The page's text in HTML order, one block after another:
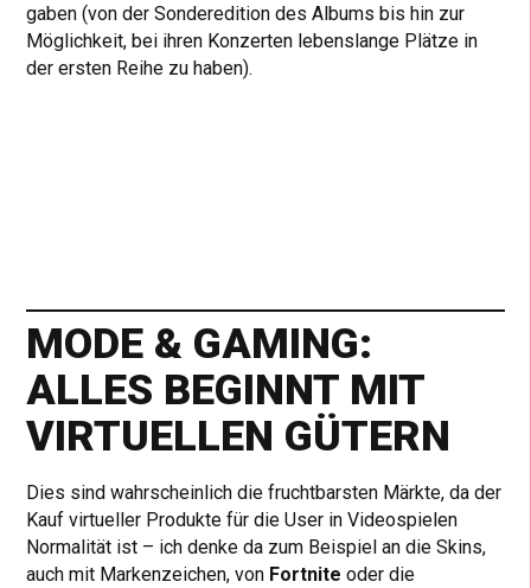
gaben (von der Sonderedition des Albums bis hin zur
Möglichkeit, bei ihren Konzerten lebenslange Plätze in
der ersten Reihe zu haben).
MODE & GAMING:
ALLES BEGINNT MIT
VIRTUELLEN GÜTERN
Dies sind wahrscheinlich die fruchtbarsten Märkte, da der
Kauf virtueller Produkte für die User in Videospielen
Normalität ist – ich denke da zum Beispiel an die Skins,
auch mit Markenzeichen, von Fortnite oder die